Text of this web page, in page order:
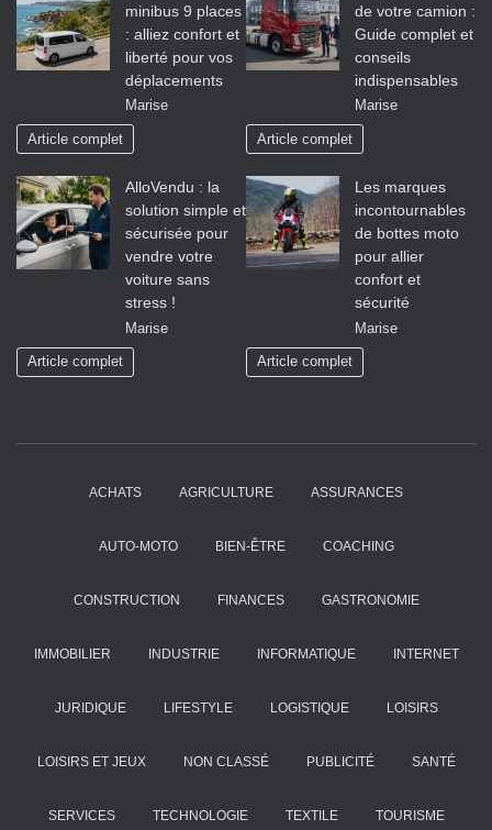
minibus 9 places
: alliez confort et
liberté pour vos
déplacements
Marise
Article complet
de votre camion :
Guide complet et
conseils
indispensables
Marise
Article complet
AlloVendu : la
solution simple et
sécurisée pour
vendre votre
voiture sans
stress !
Marise
Article complet
Les marques
incontournables
de bottes moto
pour allier
confort et
sécurité
Marise
Article complet
ACHATS AGRICULTURE ASSURANCES
AUTO-MOTO BIEN-ÊTRE COACHING
CONSTRUCTION FINANCES GASTRONOMIE
IMMOBILIER INDUSTRIE INFORMATIQUE INTERNET
JURIDIQUE LIFESTYLE LOGISTIQUE LOISIRS
LOISIRS ET JEUX NON CLASSÉ PUBLICITÉ SANTÉ
SERVICES TECHNOLOGIE TEXTILE TOURISME